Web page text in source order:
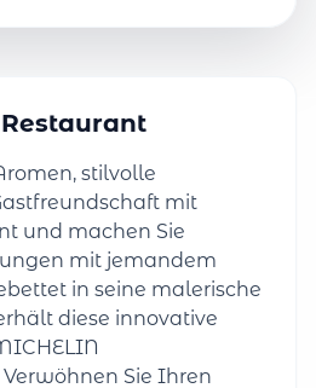
stilvolle
mit
und machen Sie
mit jemandem
in seine malerische
diese innovative
Sie Ihren